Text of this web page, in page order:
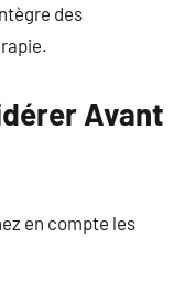
des
Avant
en compte les